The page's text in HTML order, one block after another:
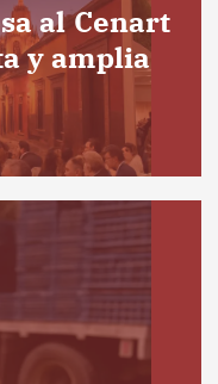
al Cenart
y amplia